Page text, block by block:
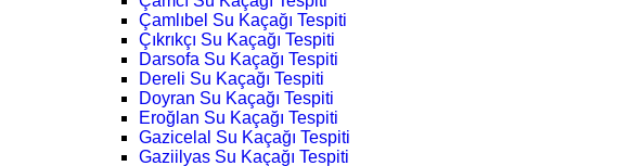
Çamlıbel Su Kaçağı Tespiti
Çıkrıkçı Su Kaçağı Tespiti
Darsofa Su Kaçağı Tespiti
Dereli Su Kaçağı Tespiti
Doyran Su Kaçağı Tespiti
Eroğlan Su Kaçağı Tespiti
Gazicelal Su Kaçağı Tespiti
Gaziilyas Su Kaçağı Tespiti